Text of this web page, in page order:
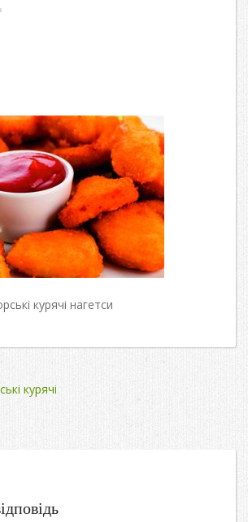
курячі нагетси
курячі